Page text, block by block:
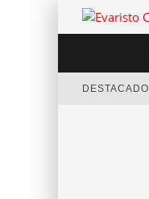
DESTACADO